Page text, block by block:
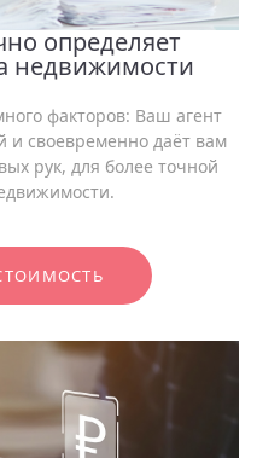
определяет
недвижимости
факторов: Ваш агент
и своевременно даёт вам
рук, для более точной